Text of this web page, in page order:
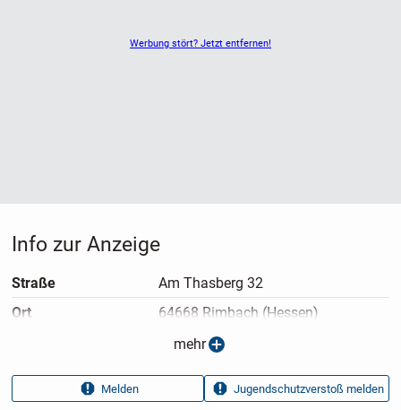
Werbung stört? Jetzt entfernen!
Info zur Anzeige
Straße
Am Thasberg 32
Ort
64668 Rimbach (Hessen)
Privatangebot
Anzeigen­datum
08.07.2026
Anzeigen­kennung
55cb3e08
mehr
Melden Jugendschutzverstoß melden